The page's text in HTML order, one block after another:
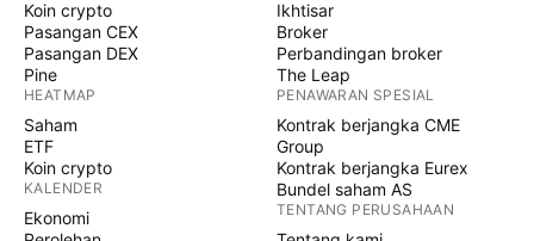
Koin crypto
Pasangan CEX
Pasangan DEX
Pine
HEATMAP
Saham
ETF
Koin crypto
KALENDER
Ekonomi
Ikhtisar
Broker
Perbandingan broker
The Leap
PENAWARAN SPESIAL
Kontrak berjangka CME
Group
Kontrak berjangka Eurex
Bundel saham AS
TENTANG PERUSAHAAN